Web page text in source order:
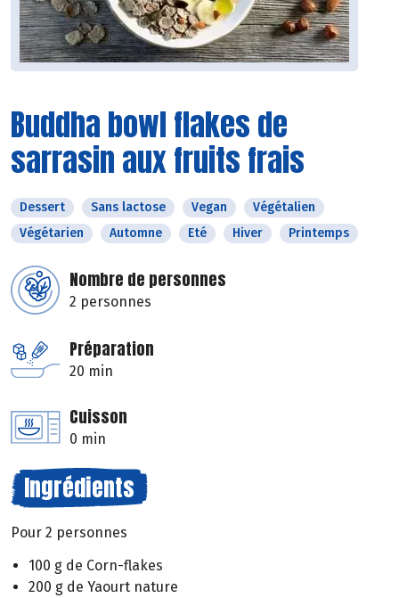
Buddha bowl flakes de
sarrasin aux fruits frais
Dessert Sans lactose Vegan
Végétalien
Végétarien
Automne Eté Hiver Printemps
Nombre de personnes
2 personnes
Préparation
20 min
Cuisson
0 min
Ingrédients
Pour 2 personnes
100 g de Corn-flakes
200 g de Yaourt nature